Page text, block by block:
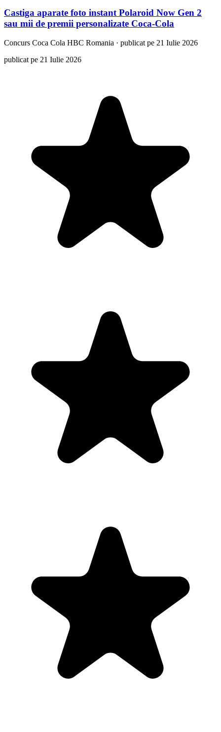
Castiga aparate foto instant Polaroid Now Gen 2
sau mii de premii personalizate Coca-Cola
Concurs Coca Cola HBC Romania · publicat pe 21 Iulie 2026
publicat pe 21 Iulie 2026